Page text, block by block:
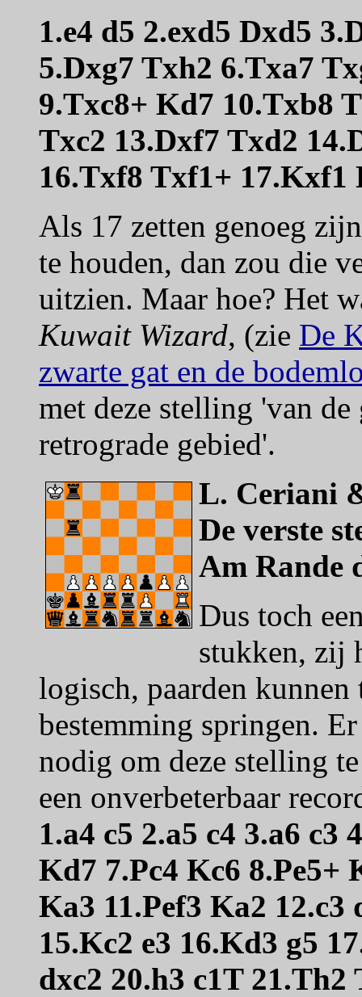
1.e4 d5 2.exd5 Dxd5
5.Dxg7 Txh2 6.Txa7
9.Txc8+ Kd7 10.Txb8
Txc2 13.Dxf7 Txd2
16.Txf8 Txf1+ 17.Kxf1
Als 17 zetten genoeg
te houden, dan zou die
uitzien. Maar hoe? Het
Kuwait Wizard, (zie De
zwarte gat en de
met deze stelling 'van
retrograde gebied'.
L. Ceriani
De verste
Am Rande
Dus toch
stukken, zij
logisch, paarden
bestemming springen.
nodig om deze stelling
een onverbeterbaar
1.a4 c5 2.a5 c4 3.a6 c3
Kd7 7.Pc4 Kc6 8.Pe5+
Ka3 11.Pef3 Ka2 12.c3
15.Kc2 e3 16.Kd3 g5
dxc2 20.h3 c1T